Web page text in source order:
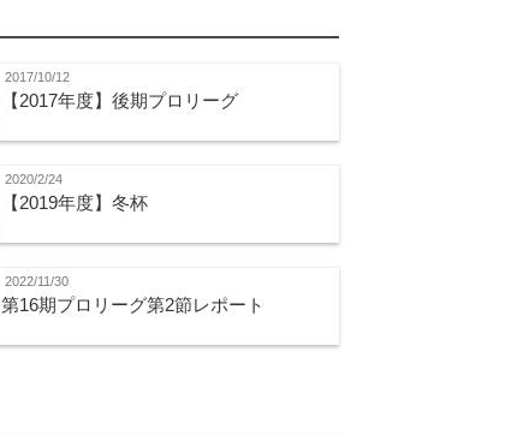
2017/10/12
【2017年度】後期プロリーグ
2020/2/24
【2019年度】冬杯
2022/11/30
第16期プロリーグ第2節レポート